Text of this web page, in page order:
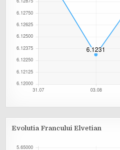
Evolutia Francului Elvetian